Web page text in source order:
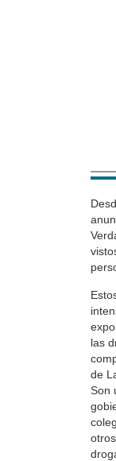
las
de
Son